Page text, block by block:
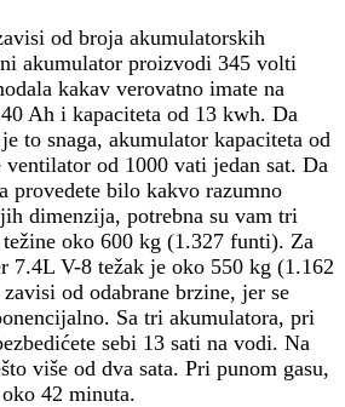
od broja akumulatorskih
akumulator proizvodi 345 volti
kakav verovatno imate na
Ah i kapaciteta od 13 kwh. Da
to snaga, akumulator kapaciteta od
ventilator od 1000 vati jedan sat. Da
provedete bilo kakvo razumno
dimenzija, potrebna su vam tri
oko 600 kg (1.327 funti). Za
7.4L V-8 težak je oko 550 kg (1.162
od odabrane brzine, jer se
Sa tri akumulatora, pri
sebi 13 sati na vodi. Na
više od dva sata. Pri punom gasu,
42 minuta.